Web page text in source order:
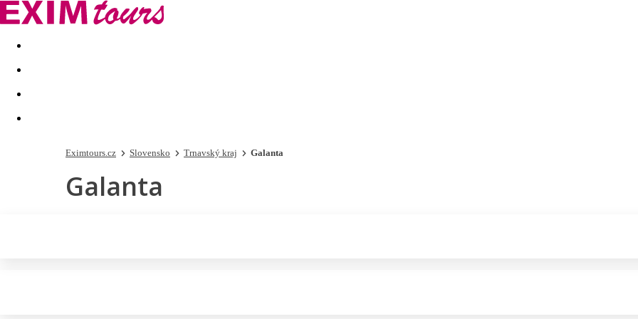
Akční nabídky Last minute
Eximtours.cz Slovensko Trnavský kraj Galanta
Galanta